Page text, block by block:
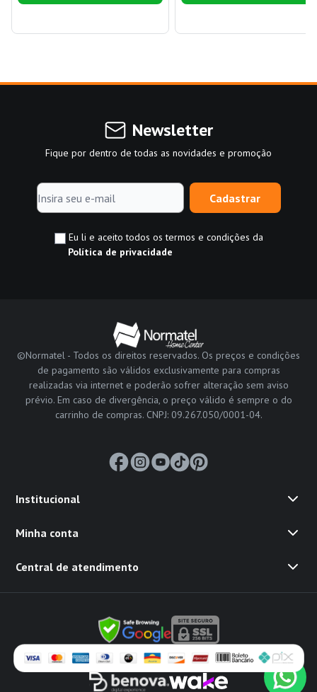
Newsletter
Fique por dentro de todas as novidades e promoção
Cadastrar
Eu li e aceito todos os termos e condições da
Política de privacidade
©Normatel - Todos os direitos reservados. Os preços e condições
de pagamento são válidos exclusivamente para compras
realizadas via internet e poderão sofrer alteração sem aviso
prévio. Em caso de divergência, o preço válido é sempre o do
carrinho de compras. CNPJ: 09.267.050/0001-04.
Institucional
Minha conta
Central de atendimento